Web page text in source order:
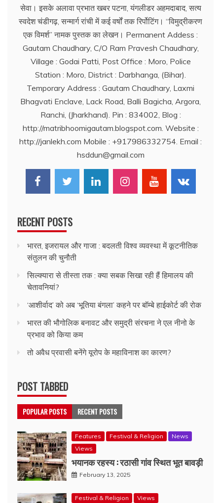
सेवा। इसके अलावा प्रभात खबर पटना, यंगलीडर अहमदाबाद, सत्य
स्वदेश चंडीगढ़, सन्मार्ग रांची में कई वर्षों तक रिर्पोटिंग। ‘‘विमुद्रीकरण
एक विमर्श’’ नामक पुस्तक का लेखन। Permanent Addess :
Gautam Chaudhary, C/O Ram Pravesh Chaudhary,
Village : Godai Patti, Post Office : Moro, Police
Station : Moro, District : Darbhanga, (Bihar).
Temporary Address : Gautam Chaudhary, Laxmi
Bhagvati Enclave, Lack Road, Balli Bagicha, Argora,
Ranchi, (Jharkhand). Pin : 834002, Blog :
http://matribhoomigautam.blogspot.com. Website :
http://janlekh.com Mobile : +917986332754. Email :
hsddun@gmail.com
RECENT POSTS
भारत, इजरायल और गाजा : बदलती विश्व व्यवस्था में कूटनीतिक
संतुलन की चुनौती
सिल्क्यारा से तीस्ता तक : क्या सबक सिखा रही हैं हिमालय की
चेतावनियां?
‘आशीर्वाद’ को अब ‘भूतिया बंगला’ कहने पर बॉम्बे हाईकोर्ट की रोक
भारत की भौगोलिक बनावट और समुद्री संरचना ने एल नीनो के
प्रभाव को किया कम
तो अवैध प्रवासी बनेंगे यूरोप के महाविनाश का कारण?
POST TABBED
POPULAR POSTS RECENT POSTS
Features Festival & Religion
News
Views
भयानक रहस्य : रठासी गांव स्थित भूत बावड़ी
February 13, 2025
Festival & Religion Views